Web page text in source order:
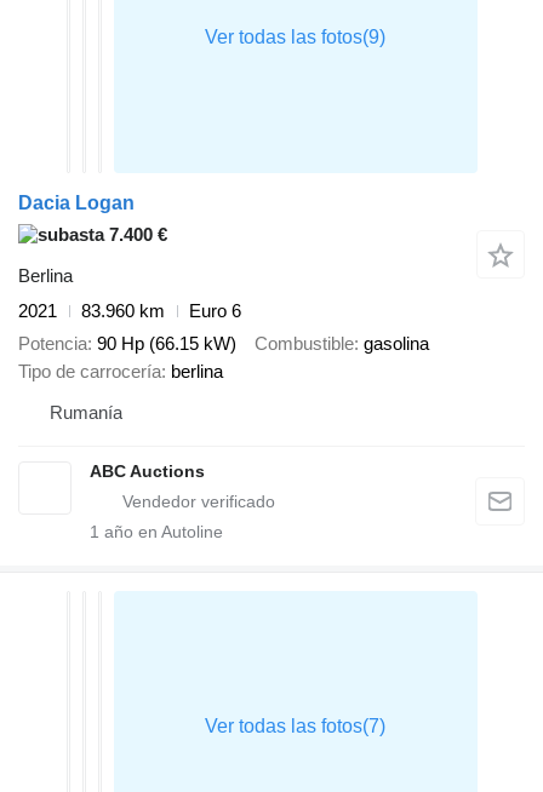
Dacia Logan
7.400 €
Berlina
2021
83.960 km
Euro 6
Potencia 90 Hp (66.15 kW) Combustible gasolina
Tipo de carrocería berlina
Rumanía
ABC Auctions
1 año en Autoline